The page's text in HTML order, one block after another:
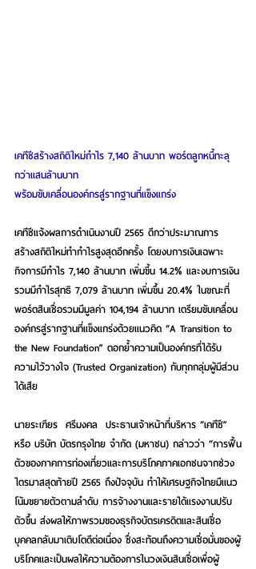
เคทีซีสร้างสถิติใหม่กำไร 7,140 ล้านบาท พอร์ตลูกหนี้ทะลุ
กว่าแสนล้านบาท
พร้อมขับเคลื่อนองค์กรสู่รากฐานที่แข็งแกร่ง
เคทีซีแจ้งผลการดำเนินงานปี 2565 ดีกว่าประมาณการ
สร้างสถิติใหม่ทำกำไรสูงสุดอีกครั้ง โดยงบการเงินเฉพาะ
กิจการมีกำไร 7,140 ล้านบาท เพิ่มขี้น 14.2% และงบการเงิน
รวมมีกำไรสุทธิ 7,079 ล้านบาท เพิ่มขึ้น 20.4% ในขณะที่
พอร์ตสินเชื่อรวมมีมูลค่า 104,194 ล้านบาท เตรียมขับเคลื่อน
องค์กรสู่รากฐานที่แข็งแกร่งด้วยแนวคิด “A Transition to
the New Foundation” ตอกย้ำความเป็นองค์กรที่ได้รับ
ความไว้วางใจ (Trusted Organization) กับทุกกลุ่มผู้มีส่วน
ได้เสีย
นายระเฑียร  ศรีมงคล  ประธานเจ้าหน้าที่บริหาร “เคทีซี”
หรือ บริษัท บัตรกรุงไทย จำกัด (มหาชน) กล่าวว่า “การฟื้น
ตัวของภาคการท่องเที่ยวและการบริโภคภาคเอกชนจากช่วง
ไตรมาสสุดท้ายปี 2565 ถึงปัจจุบัน ทำให้เศรษฐกิจไทยมีแนว
โน้มขยายตัวตามลำดับ การจ้างงานและรายได้แรงงานปรับ
ตัวขึ้น ส่งผลให้ภาพรวมของธุรกิจบัตรเครดิตและสินเชื่อ
บุคคลกลับมาเติบโตดีต่อเนื่อง ซึ่งสะท้อนถึงความเชื่อมั่นของผู้
บริโภคและเป็นผลให้ความต้องการในวงเงินสินเชื่อเพื่อผู้